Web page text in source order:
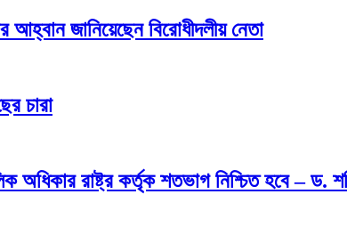
আহ্বান জানিয়েছেন বিরোধীদলীয় নেতা
চারা
অধিকার রাষ্ট্র কর্তৃক শতভাগ নিশ্চিত হবে –